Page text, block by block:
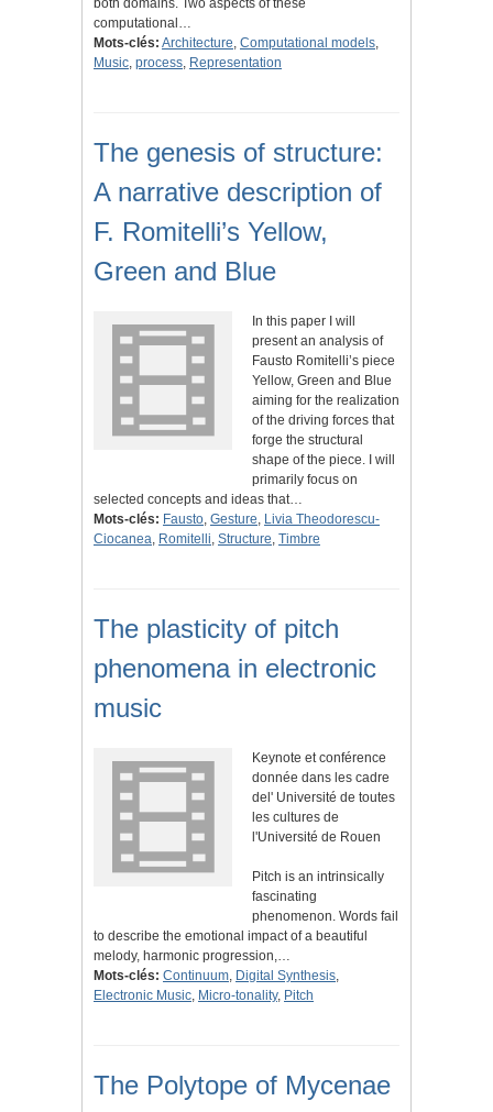
both domains. Two aspects of these
computational…
Mots-clés: Architecture, Computational models,
Music, process, Representation
The genesis of structure:
A narrative description of
F. Romitelli’s Yellow,
Green and Blue
In this paper I will
present an analysis of
Fausto Romitelli’s piece
Yellow, Green and Blue
aiming for the realization
of the driving forces that
forge the structural
shape of the piece. I will
primarily focus on
selected concepts and ideas that…
Mots-clés: Fausto, Gesture, Livia Theodorescu-
Ciocanea, Romitelli, Structure, Timbre
The plasticity of pitch
phenomena in electronic
music
Keynote et conférence
donnée dans les cadre
del' Université de toutes
les cultures de
l'Université de Rouen
Pitch is an intrinsically
fascinating
phenomenon. Words fail
to describe the emotional impact of a beautiful
melody, harmonic progression,…
Mots-clés: Continuum, Digital Synthesis,
Electronic Music, Micro-tonality, Pitch
The Polytope of Mycenae